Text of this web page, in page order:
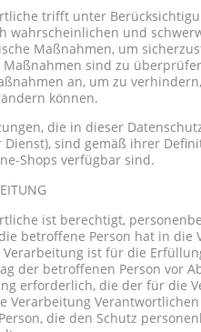
trifft unter
wahrscheinlichen und
Maßnahmen, um
Maßnahmen sind zu
an, um zu
können.
die in dieser
sind gemäß ihrer
Shops verfügbar sind.
ist berechtigt,
betroffene Person hat in
ist für die
der betroffenen Person vor
erforderlich, die der für die
Verarbeitung
die den Schutz